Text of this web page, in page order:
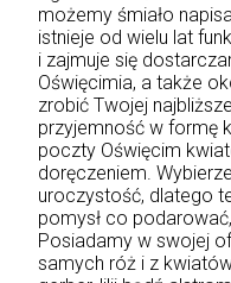
możemy śmiało
istnieje od wielu lat
i zajmuje się
Oświęcimia, a także
zrobić Twojej
przyjemność w formę
poczty Oświęcim
doręczeniem.
uroczystość, dlatego
pomysł co
Posiadamy w swojej
samych róż i z